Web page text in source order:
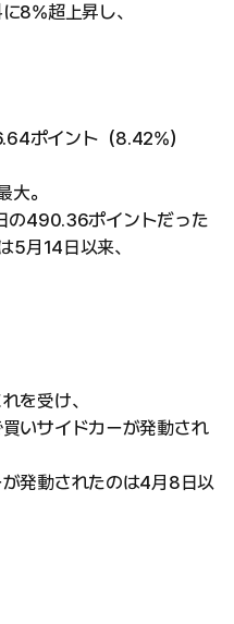
8%超上昇し、
ポイント（8.42%）
。
の490.36ポイントだった
5月14日以来、
を受け、
いサイドカーが発動され
発動されたのは4月8日以